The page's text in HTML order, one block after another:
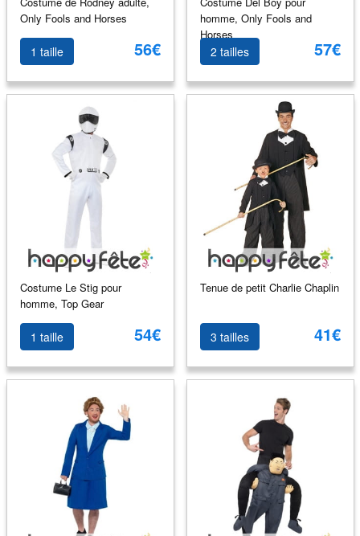
Only Fools and Horses
1 taille 56€
homme, Only Fools and
Horses
2 tailles 57€
Costume Le Stig pour
homme, Top Gear
1 taille 54€
Tenue de petit Charlie Chaplin
3 tailles 41€